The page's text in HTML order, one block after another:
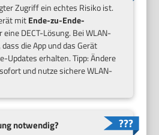
Zugriff ein echtes Risiko ist.
mitEnde-zu-Ende-
eine DECT-Lösung. Bei WLAN-
die App und das Gerät
Updates erhalten. Tipp: Ändere
und nutze sichere WLAN-
notwendig?